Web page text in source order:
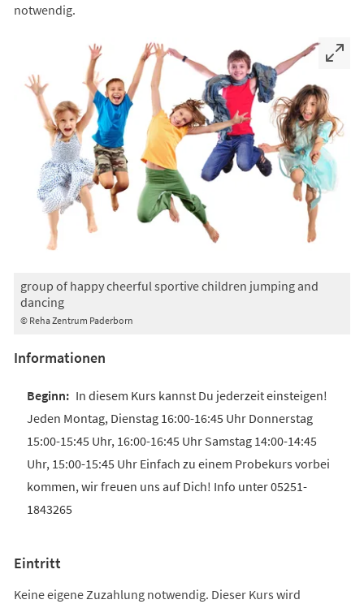
notwendig.
© Reha Zentrum Paderborn
group of happy cheerful sportive children jumping and
dancing
Informationen
In diesem Kurs kannst Du jederzeit einsteigen!
Jeden Montag, Dienstag 16:00-16:45 Uhr Donnerstag
15:00-15:45 Uhr, 16:00-16:45 Uhr Samstag 14:00-14:45
Uhr, 15:00-15:45 Uhr Einfach zu einem Probekurs vorbei
kommen, wir freuen uns auf Dich! Info unter 05251-
1843265
Eintritt
Keine eigene Zuzahlung notwendig. Dieser Kurs wird